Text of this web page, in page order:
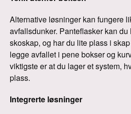
Alternative løsninger kan fungere
avfallsdunker. Panteflasker kan
skoskap, og har du lite plass i
legge avfallet i pene bokser og
viktigste er at du lager et system,
plass.
Integrerte løsninger